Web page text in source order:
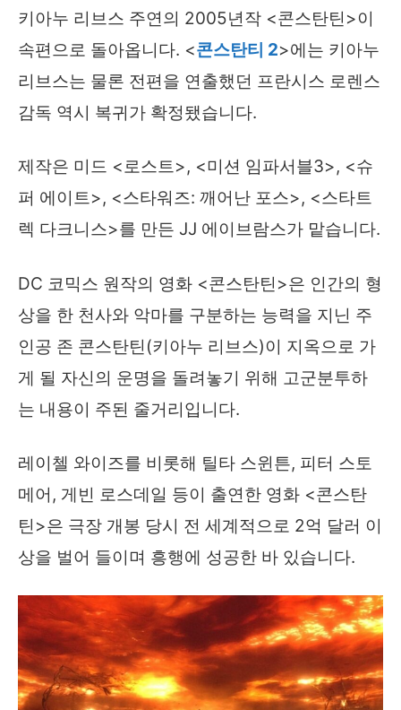
키아누 리브스 주연의 2005년작 <콘스탄틴>이
속편으로 돌아옵니다. <콘스탄티 2>에는 키아누
리브스는 물론 전편을 연출했던 프란시스 로렌스
감독 역시 복귀가 확정됐습니다.
제작은 미드 <로스트>, <미션 임파서블3>, <슈
퍼 에이트>, <스타워즈: 깨어난 포스>, <스타트
렉 다크니스>를 만든 JJ 에이브람스가 맡습니다.
DC 코믹스 원작의 영화 <콘스탄틴>은 인간의 형
상을 한 천사와 악마를 구분하는 능력을 지닌 주
인공 존 콘스탄틴(키아누 리브스)이 지옥으로 가
게 될 자신의 운명을 돌려놓기 위해 고군분투하
는 내용이 주된 줄거리입니다.
레이첼 와이즈를 비롯해 틸타 스윈튼, 피터 스토
메어, 게빈 로스데일 등이 출연한 영화 <콘스탄
틴>은 극장 개봉 당시 전 세계적으로 2억 달러 이
상을 벌어 들이며 흥행에 성공한 바 있습니다.